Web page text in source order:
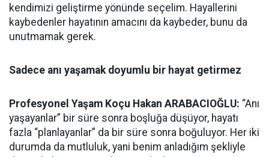
kendimizi geliştirme yönünde seçelim. Hayallerini
kaybedenler hayatının amacını da kaybeder, bunu da
unutmamak gerek.
Sadece anı yaşamak doyumlu bir hayat getirmez
Profesyonel Yaşam Koçu Hakan ARABACIOĞLU: “Anı
yaşayanlar” bir süre sonra boşluğa düşüyor, hayatı
fazla “planlayanlar” da bir süre sonra boğuluyor. Her iki
durumda da mutluluk, yani benim anladığım şekliyle